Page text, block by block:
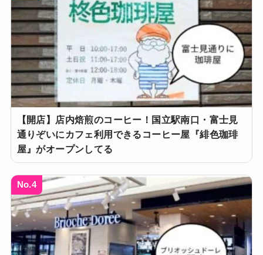
【開店】店内焙煎のコーヒー！国立駅南口・富士見
通りぞいにカフェ利用できるコーヒー屋『緋色珈琲
屋』がオープンしてる
No.4